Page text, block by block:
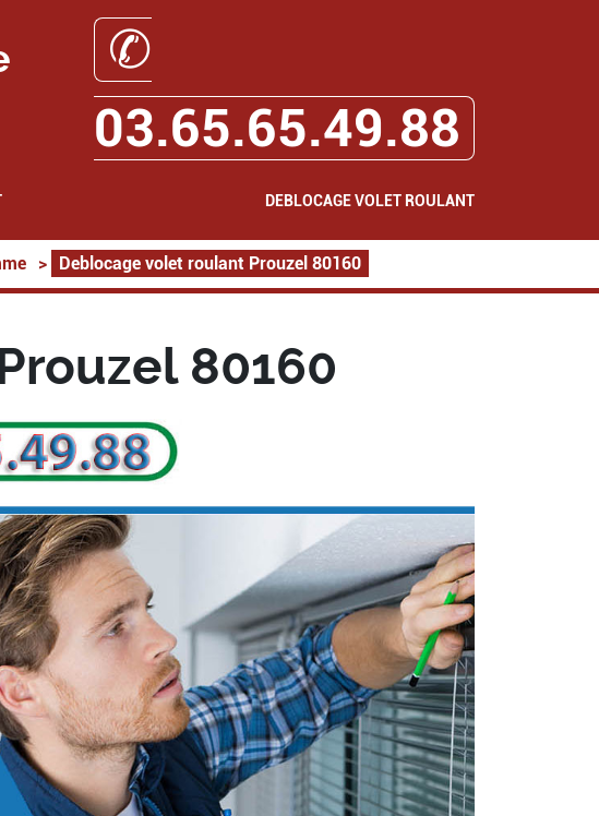
✆
03.65.65.49.88
DEBLOCAGE VOLET ROULANT
> Deblocage volet roulant Prouzel 80160
80160